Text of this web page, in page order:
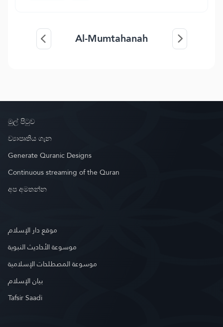
Al-Mumtahanah
මුල් පිටුව
ව්‍යාපෘතිය ගැන
Generate Quranic Designs
Continuous streaming of the Quran
අප අමතන්න
موقع دار الإسلام
موسوعة الأحاديث النبوية
موسوعة المصطلحات الإسلامية
بيان الإسلام
Tafsir Saadi